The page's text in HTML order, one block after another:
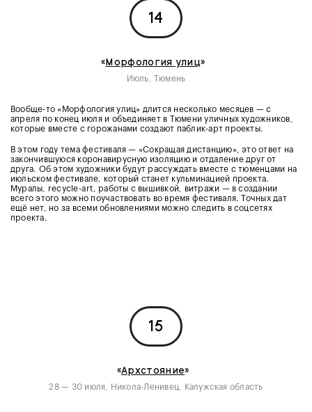
14
«Морфология улиц»
Июль, Тюмень
Вообще-то «Морфология улиц» длится несколько месяцев — с
апреля по конец июля и объединяет в Тюмени уличных художников,
которые вместе с горожанами создают паблик-арт проекты.
В этом году тема фестиваля — «Сокращая дистанцию», это ответ на
закончившуюся коронавирусную изоляцию и отдаление друг от
друга. Об этом художники будут рассуждать вместе с тюменцами на
июльском фестивале, который станет кульминацией проекта.
Муралы, recycle-art, работы с вышивкой, витражи — в создании
всего этого можно поучаствовать во время фестиваля. Точных дат
ещё нет, но за всеми обновлениями можно следить в соцсетях
проекта.
15
«Архстояние»
28 — 30 июля, Никола-Ленивец, Калужская область